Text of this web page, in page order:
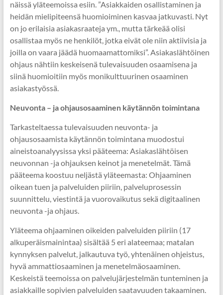
näissä yläteemoissa esiin. ”Asiakkaiden osallistaminen ja
heidän mielipiteensä huomioiminen kasvaa jatkuvasti. Nyt
on jo erilaisia asiakasraateja ym., mutta tärkeää olisi
osallistaa myös ne henkilöt, jotka eivät ole niin aktiivisia ja
joilla on vaara jäädä huomaamattomiksi”. Asiakaslähtöinen
ohjaus nähtiin keskeisenä tulevaisuuden osaamisena ja
siinä huomioitiin myös monikulttuurinen osaaminen
asiakastyössä.
Neuvonta – ja ohjausosaaminen käytännön toimintana
Tarkasteltaessa tulevaisuuden neuvonta- ja
ohjausosaamista käytännön toimintana muodostui
aineistoanalyysissa yksi pääteema: Asiakaslähtöisen
neuvonnan -ja ohjauksen keinot ja menetelmät. Tämä
pääteema koostuu neljästä yläteemasta: Ohjaaminen
oikean tuen ja palveluiden piiriin, palveluprosessin
suunnittelu, viestintä ja vuorovaikutus sekä digitaalinen
neuvonta -ja ohjaus.
Yläteema ohjaaminen oikeiden palveluiden piiriin (17
alkuperäismainintaa) sisältää 5 eri alateemaa; matalan
kynnyksen palvelut, jalkautuva työ, yhtenäinen ohjeistus,
hyvä ammattiosaaminen ja menetelmäosaaminen.
Keskeistä teemoissa on palvelujärjestelmän tunteminen ja
asiakkaille sopivien palveluiden saatavuuden takaaminen.